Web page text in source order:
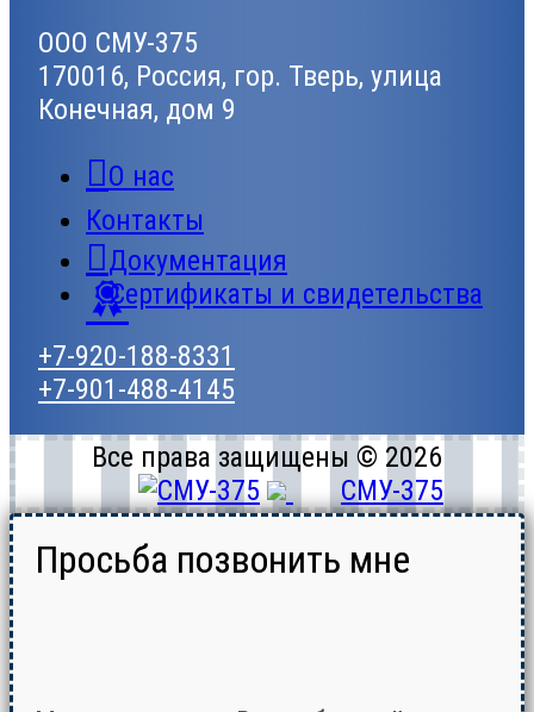
ООО СМУ-375
170016, Россия, гор. Тверь, улица
Конечная, дом 9
О нас
Контакты
Документация
Сертификаты и свидетельства
+7-920-188-8331
+7-901-488-4145
Все права защищены © 2026
СМУ-375
Просьба позвонить мне